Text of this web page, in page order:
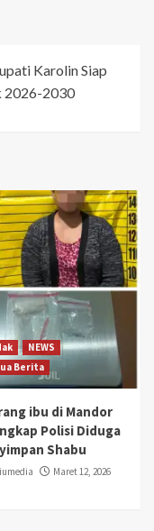
Karolin Siap
2026-2030
NEWS
Berita
ibu di Mandor
Polisi Diduga
Shabu
Maret 12, 2026